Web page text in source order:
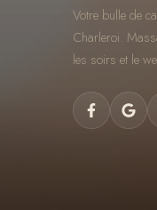
Votre bulle de
Charleroi.
les soirs et le